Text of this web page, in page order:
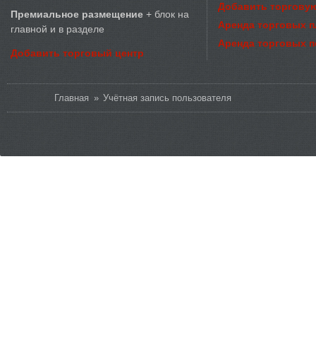
Премиальное размещение + блок на
главной и в разделе
Добавить торговый центр
Добавить
Аренда торговых
Аренда торговых
Главная » Учётная запись пользователя